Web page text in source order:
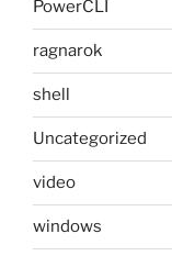
PowerCLI
ragnarok
shell
Uncategorized
video
windows